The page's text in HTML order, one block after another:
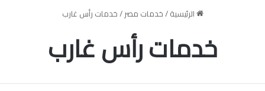
الرئيسية/خدمات مصر/خدمات رأس غارب
خدمات رأس غارب